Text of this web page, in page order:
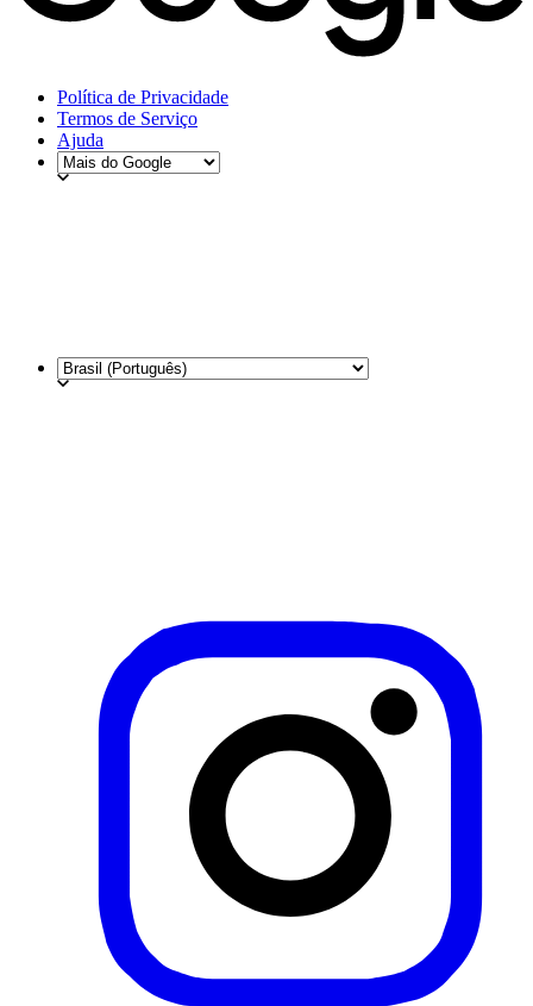
Política de Privacidade
Termos de Serviço
Ajuda